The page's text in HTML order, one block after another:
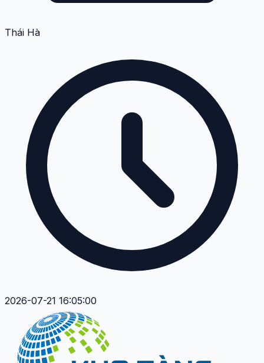
Thái Hà
2026-07-21 16:05:00